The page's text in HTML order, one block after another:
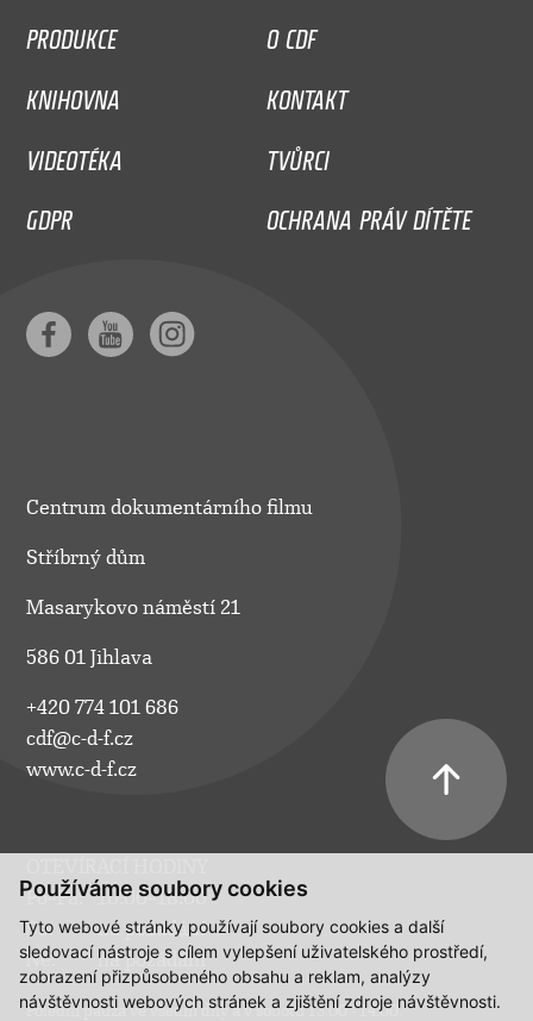
Používáme soubory cookies
Tyto webové stránky používají soubory cookies a další
sledovací nástroje s cílem vylepšení uživatelského prostředí,
zobrazení přizpůsobeného obsahu a reklam, analýzy
návštěvnosti webových stránek a zjištění zdroje návštěvnosti.
PRODUKCE
O CDF
KNIHOVNA
KONTAKT
VIDEOTÉKA
TVŮRCI
GDPR
OCHRANA PRÁV DÍTĚTE
Centrum dokumentárního filmu
Stříbrný dům
Masarykovo náměstí 21
586 01 Jihlava
+420 774 101 686
cdf@c-d-f.cz
www.c-d-f.cz
Po–Pá:
10.00–18.00
So:
na požádání
Ne:
na požádání
Polední pauza ve všední dny a v sobotu 13:00 - 14:00.